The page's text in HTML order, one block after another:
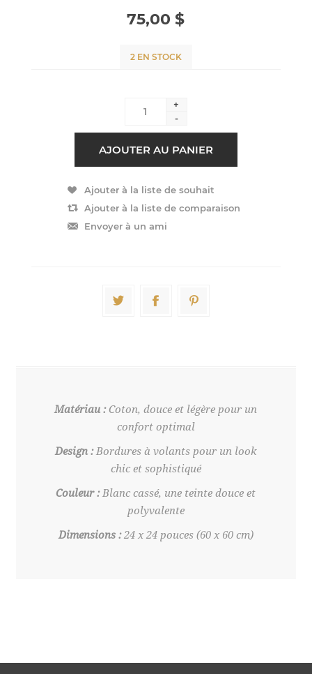
75,00 $
2 EN STOCK
+
-
Matériau :Coton, douce et légère pour un
confort optimal
Design :Bordures à volants pour un look
chic et sophistiqué
Couleur :Blanc cassé, une teinte douce et
polyvalente
Dimensions :24 x 24 pouces (60 x 60 cm)